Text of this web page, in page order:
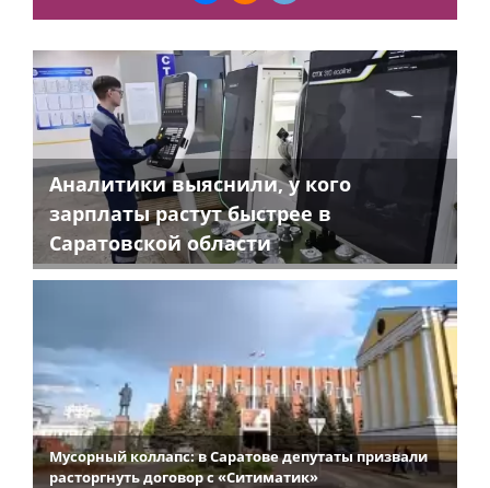
Аналитики выяснили, у кого
зарплаты растут быстрее в
Саратовской области
Мусорный коллапс: в Саратове депутаты призвали
расторгнуть договор с «Ситиматик»